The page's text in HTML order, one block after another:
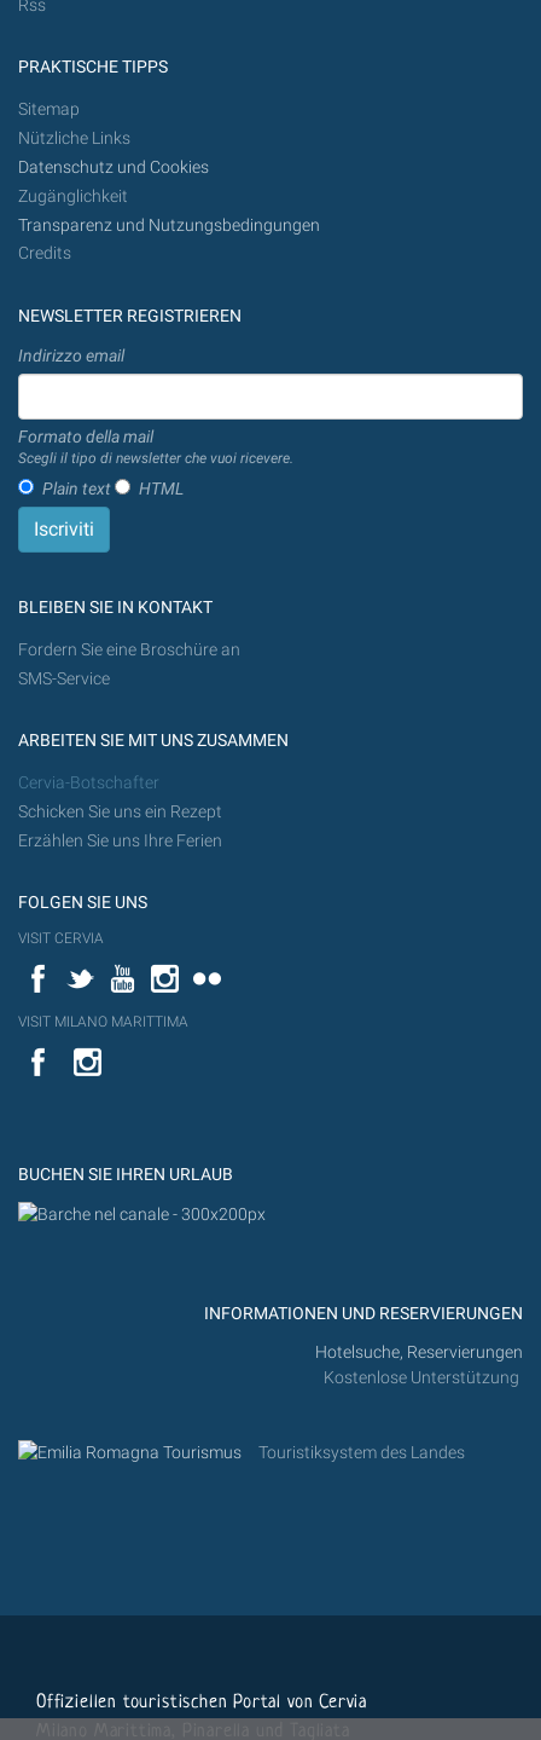
Rss
PRAKTISCHE TIPPS
Sitemap
Nützliche Links
Datenschutz und Cookies
Zugänglichkeit
Transparenz und Nutzungsbedingungen
Credits
NEWSLETTER REGISTRIEREN
Indirizzo email
Formato della mail
Scegli il tipo di newsletter che vuoi ricevere.
Plain text HTML
BLEIBEN SIE IN KONTAKT
Fordern Sie eine Broschüre an
SMS-Service
ARBEITEN SIE MIT UNS ZUSAMMEN
Cervia-Botschafter
Schicken Sie uns ein Rezept
Erzählen Sie uns Ihre Ferien
FOLGEN SIE UNS
VISIT CERVIA
FacebookTwitterYouTubeInstagram
VISIT MILANO MARITTIMA
YouTube
BUCHEN SIE IHREN URLAUB
INFORMATIONEN UND RESERVIERUNGEN
Hotelsuche, Reservierungen
Kostenlose Unterstützung
Touristiksystem des Landes
Offiziellen touristischen Portal von Cervia